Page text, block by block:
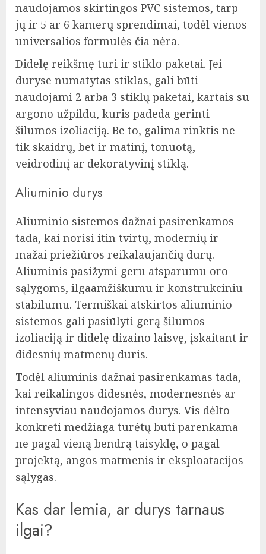
naudojamos skirtingos PVC sistemos, tarp
jų ir 5 ar 6 kamerų sprendimai, todėl vienos
universalios formulės čia nėra.
Didelę reikšmę turi ir stiklo paketai. Jei
duryse numatytas stiklas, gali būti
naudojami 2 arba 3 stiklų paketai, kartais su
argono užpildu, kuris padeda gerinti
šilumos izoliaciją. Be to, galima rinktis ne
tik skaidrų, bet ir matinį, tonuotą,
veidrodinį ar dekoratyvinį stiklą.
Aliuminio durys
Aliuminio sistemos dažnai pasirenkamos
tada, kai norisi itin tvirtų, modernių ir
mažai priežiūros reikalaujančių durų.
Aliuminis pasižymi geru atsparumu oro
sąlygoms, ilgaamžiškumu ir konstrukciniu
stabilumu. Termiškai atskirtos aliuminio
sistemos gali pasiūlyti gerą šilumos
izoliaciją ir didelę dizaino laisvę, įskaitant ir
didesnių matmenų duris.
Todėl aliuminis dažnai pasirenkamas tada,
kai reikalingos didesnės, modernesnės ar
intensyviau naudojamos durys. Vis dėlto
konkreti medžiaga turėtų būti parenkama
ne pagal vieną bendrą taisyklę, o pagal
projektą, angos matmenis ir eksploatacijos
sąlygas.
Kas dar lemia, ar durys tarnaus
ilgai?